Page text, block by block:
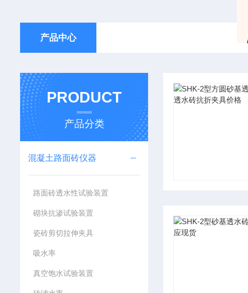
产品中心
PRODUCT
产品分类
混凝土路面砖仪器
路面砖透水性试验装置
砌块抗渗试验装置
瓷砖剪切拉伸夹具
吸水率
真空饱水试验装置